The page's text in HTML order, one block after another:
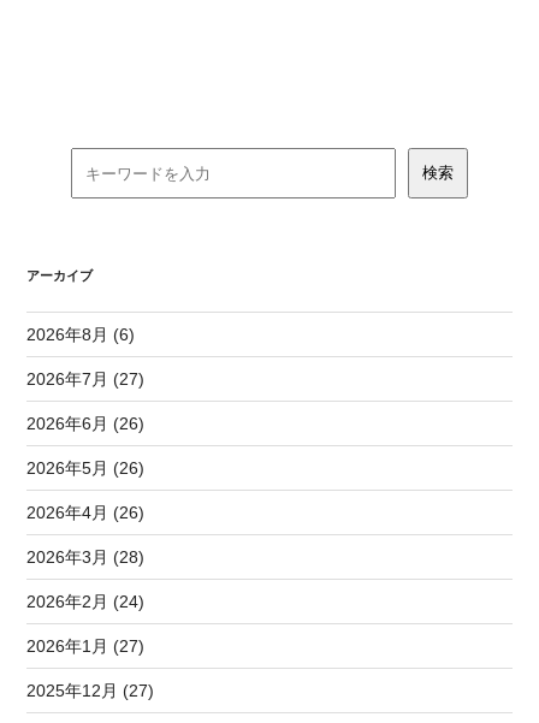
アーカイブ
2026年8月 (6)
2026年7月 (27)
2026年6月 (26)
2026年5月 (26)
2026年4月 (26)
2026年3月 (28)
2026年2月 (24)
2026年1月 (27)
2025年12月 (27)